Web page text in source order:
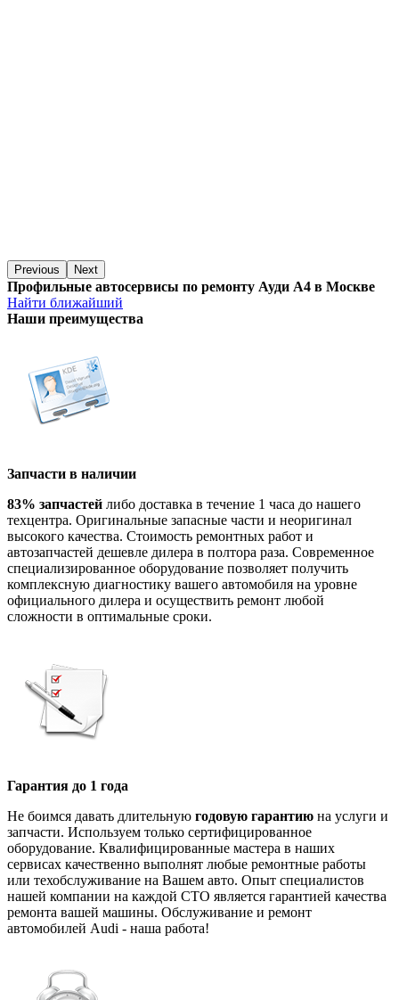
Previous Next
Профильные автосервисы по ремонту Ауди А4 в Москве
Найти ближайший
Наши преимущества
Запчасти в наличии
83% запчастей либо доставка в течение 1 часа до нашего
техцентра. Оригинальные запасные части и неоригинал
высокого качества. Стоимость ремонтных работ и
автозапчастей дешевле дилера в полтора раза. Современное
специализированное оборудование позволяет получить
комплексную диагностику вашего автомобиля на уровне
официального дилера и осуществить ремонт любой
сложности в оптимальные сроки.
Гарантия до 1 года
Не боимся давать длительную годовую гарантию на услуги и
запчасти. Используем только сертифицированное
оборудование. Квалифицированные мастера в наших
сервисах качественно выполнят любые ремонтные работы
или техобслуживание на Вашем авто. Опыт специалистов
нашей компании на каждой СТО является гарантией качества
ремонта вашей машины. Обслуживание и ремонт
автомобилей Audi - наша работа!